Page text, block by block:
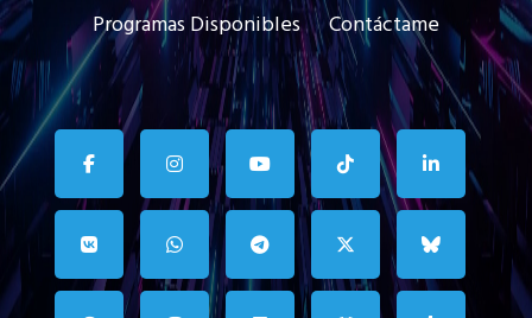
Programas Disponibles Contáctame